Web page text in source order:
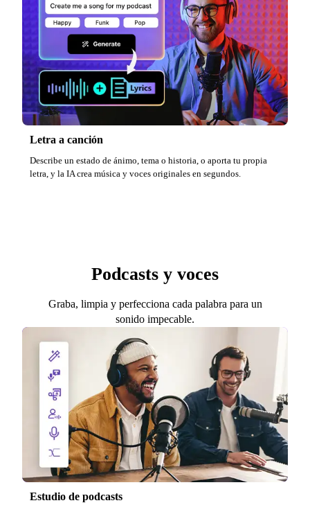
Letra a canción
Describe un estado de ánimo, tema o historia, o aporta tu propia
letra, y la IA crea música y voces originales en segundos.
Podcasts y voces
Graba, limpia y perfecciona cada palabra para un
sonido impecable.
Estudio de podcasts